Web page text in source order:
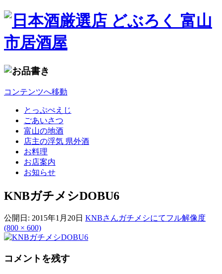
コンテンツへ移動
とっぷぺえじ
ごあいさつ
富山の地酒
店主の浮気 県外酒
お料理
お店案内
お知らせ
KNBガチメシDOBU6
公開日: 2015年1月20日 KNBさんガチメシにてフル解像度
(800 × 600)
コメントを残す